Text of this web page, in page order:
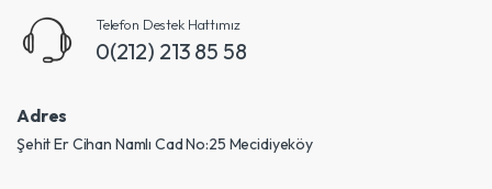
Telefon Destek Hattımız
0(212) 213 85 58
Adres
Şehit Er Cihan Namlı Cad No:25 Mecidiyeköy